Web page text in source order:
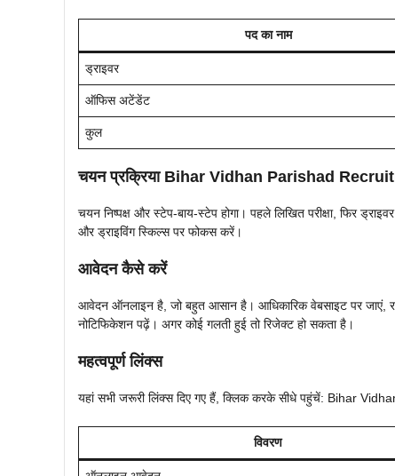
पद का नाम
ड्राइवर
ऑफिस अटेंडेंट
कुल
चयन प्रक्रिया Bihar Vidhan Parishad
चयन निष्पक्ष और स्टेप-बाय-स्टेप होगा। पहले लिखित परीक्षा, फिर
और ड्राइविंग स्किल्स पर फोकस करें।
आवेदन कैसे करें
आवेदन ऑनलाइन है, जो बहुत आसान है। आधिकारिक वेबसाइट पर जाएं,
नोटिफिकेशन पढ़ें। अगर कोई गलती हुई तो रिजेक्ट हो सकता है।
महत्वपूर्ण लिंक्स
यहां सभी जरूरी लिंक्स दिए गए हैं, क्लिक करके सीधे पहुंचें: Bihar
विवरण